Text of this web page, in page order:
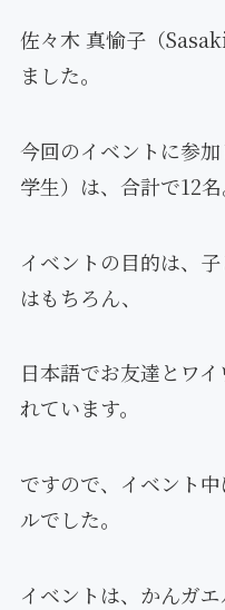
佐々木 真愉子（
ました。
今回のイベントに参
学生）は、合計で12名
イベントの目的は、
はもちろん、
日本語でお友達とワ
れています。
ですので、イベント
ルでした。
イベントは、かんガ